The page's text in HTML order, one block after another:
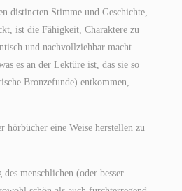
distincten Stimme und Geschichte,
ist die Fähigkeit, Charaktere zu
und nachvollziehbar macht.
es an der Lektüre ist, das sie so
Bronzefunde) entkommen,
hörbücher eine Weise herstellen zu
menschlichen (oder besser